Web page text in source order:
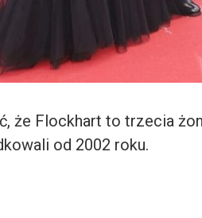
że Flockhart to trzecia
od 2002 roku.